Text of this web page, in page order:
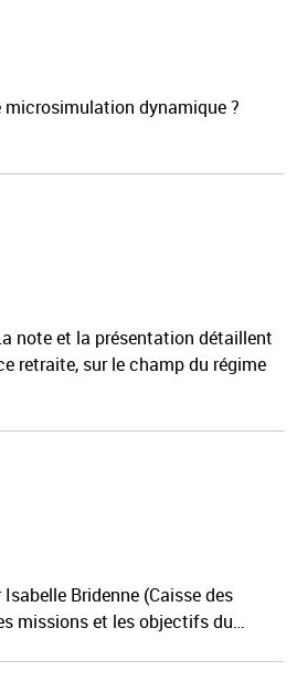
microsimulation dynamique ?
note et la présentation détaillent
retraite, sur le champ du régime
Bridenne (Caisse des
missions et les objectifs du…